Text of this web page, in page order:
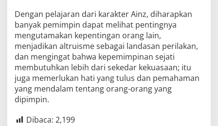
Dengan pelajaran dari karakter Ainz, diharapkan
banyak pemimpin dapat melihat pentingnya
mengutamakan kepentingan orang lain,
menjadikan altruisme sebagai landasan perilakan,
dan mengingat bahwa kepemimpinan sejati
membutuhkan lebih dari sekedar kekuasaan; itu
juga memerlukan hati yang tulus dan pemahaman
yang mendalam tentang orang-orang yang
dipimpin.
Dibaca: 2,199